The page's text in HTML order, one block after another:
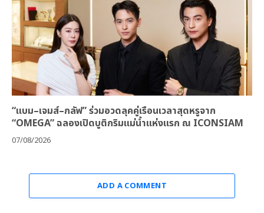
“แบม–เจมส์–กลัฟ” ร่วมอวดลุคคู่เรือนเวลาสุดหรูจาก
“OMEGA” ฉลองเปิดบูติกริมแม่น้ำแห่งแรก ณ ICONSIAM
07/08/2026
ADD A COMMENT